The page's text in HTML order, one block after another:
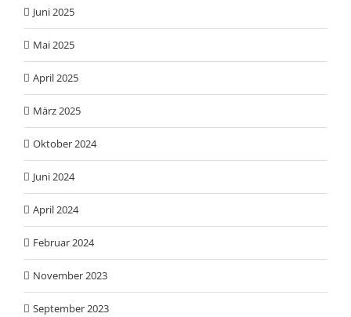
Juni 2025
Mai 2025
April 2025
März 2025
Oktober 2024
Juni 2024
April 2024
Februar 2024
November 2023
September 2023